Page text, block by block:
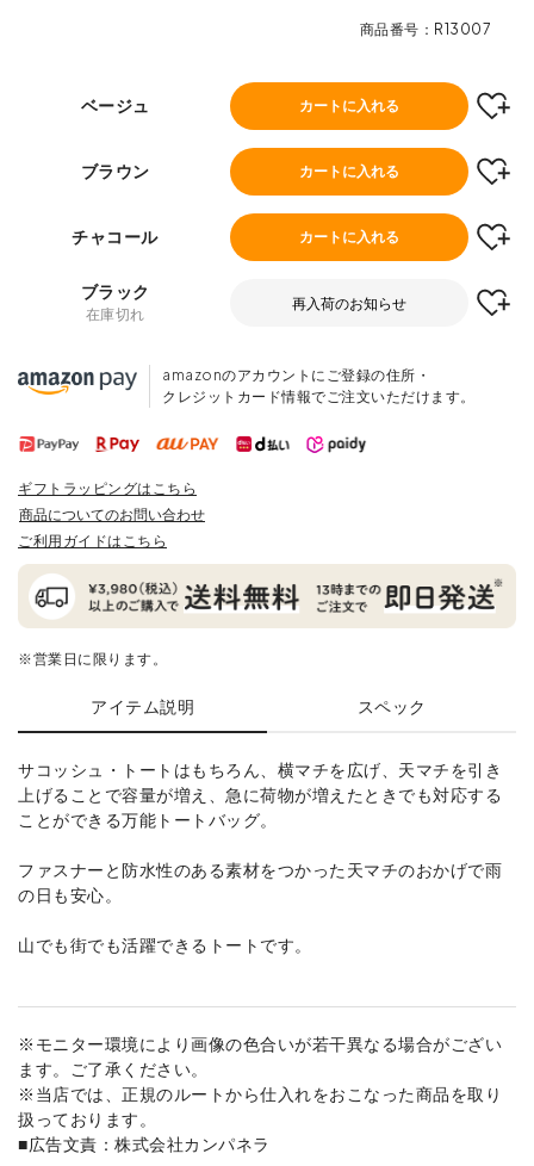
商品番号 R13007
ベージュ カートに入れる
ブラウン カートに入れる
チャコール カートに入れる
ブラック
在庫切れ
再入荷のお知らせ
amazonのアカウントにご登録の住所・
クレジットカード情報でご注文いただけます。
ギフトラッピングはこちら
商品についてのお問い合わせ
ご利用ガイドはこちら
※営業日に限ります。
アイテム説明 スペック
サコッシュ・トートはもちろん、横マチを広げ、天マチを引き
上げることで容量が増え、急に荷物が増えたときでも対応する
ことができる万能トートバッグ。
ファスナーと防水性のある素材をつかった天マチのおかげで雨
の日も安心。
山でも街でも活躍できるトートです。
※モニター環境により画像の色合いが若干異なる場合がござい
ます。ご了承ください。
※当店では、正規のルートから仕入れをおこなった商品を取り
扱っております。
■広告文責：株式会社カンパネラ